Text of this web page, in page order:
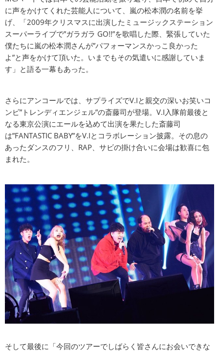
に声をかけてくれた芸能人について、嵐の松本潤の名前を挙
げ、「2009年クリスマスに出演したミュージックステーション
スーパーライブで”ガラガラ GO!!”を歌唱した際、緊張していた
僕たちに嵐の松本潤さんが”パフォーマンスかっこ良かった
よ”と声をかけて頂いた。いまでもその気遣いに感謝していま
す」と語る一幕もあった。
さらにアンコールでは、サプライズでV.Iと親交の深いお笑いコ
ンビ”トレンディエンジェル”の斎藤司が登場。V.I入隊前最後と
なる東京公演にエールを込めて出演を果たした斎藤司
は”FANTASTIC BABY”をV.Iとコラボレーション披露。その息の
あったダンスのフリ、RAP、サビの掛け合いに会場は歓喜に包
まれた。
そして最後に「今回のツアーでしばらく皆さんにお会いできな